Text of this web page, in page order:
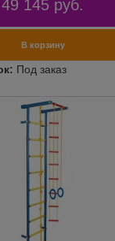
49 145 руб.